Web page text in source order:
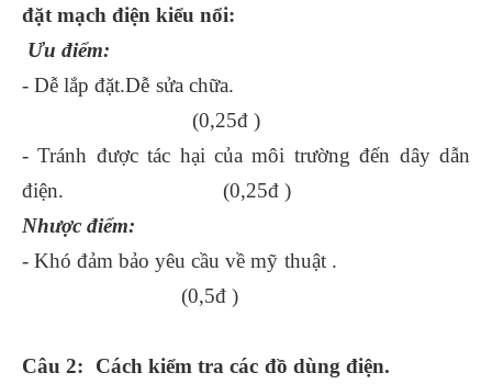
đặt mạch điện kiểu nổi:
Ưu điểm:
- Dễ lắp đặt.Dễ sửa chữa.
(0,25đ )
- Tránh được tác hại của môi trường đến dây dẫn
điện. (0,25đ )
Nhược điểm:
- Khó đảm bảo yêu cầu về mỹ thuật .
(0,5đ )
Câu 2: Cách kiểm tra các đồ dùng điện.